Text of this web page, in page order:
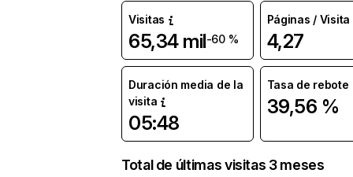
Visitas
65,34 mil-60 %
Páginas / Visita
4,27
Duración media de la
visita
05:48
Tasa de rebote
39,56 %
Total de últimas visitas 3 meses